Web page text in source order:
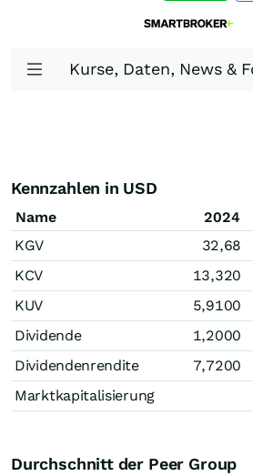
Kurse, Daten, News &
Kennzahlen in USD
Name 2024
KGV
32,68
KCV
13,320
KUV
5,9100
Dividende
1,2000
Dividendenrendite
7,7200
Marktkapitalisierung
Durchschnitt der Peer Group